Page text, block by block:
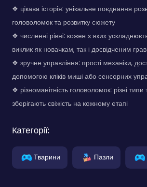
❖ цікава історія: унікальне поєднання
головоломок та розвитку сюжету
❖ численні рівні: кожен з яких
виклик як новачкам, так і досвідченим
❖ зручне управління: прості механіки,
допомогою кліків миші або сенсорних
❖ різноманітність головоломок: різні
зберігають свіжість на кожному етапі
Категорії:
Тварини Пазли